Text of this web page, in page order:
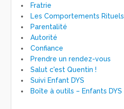
Fratrie
Les Comportements Rituels
Parentalité
Autorité
Confiance
Prendre un rendez-vous
Salut c'est Quentin !
Suivi Enfant DYS
Boîte à outils – Enfants DYS